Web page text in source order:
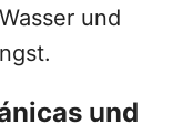
und
und